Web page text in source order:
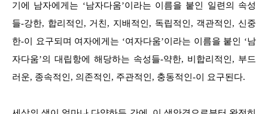
기에 남자에게는 ‘남자다움’이라는 이름을 붙인 일련의 속성
들-강한, 합리적인, 거친, 지배적인, 독립적인, 객관적인, 신중
한-이 요구되며 여자에게는 ‘여자다움’이라는 이름을 붙인 ‘남
자다움’의 대립항에 해당하는 속성들-약한, 비합리적인, 부드
러운, 종속적인, 의존적인, 주관적인, 충동적인-이 요구된다.